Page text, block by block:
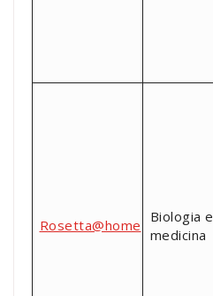
Rosetta@home
Biologia e
medicina